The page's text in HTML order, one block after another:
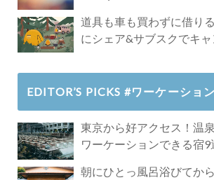
道具も車も買わずに借り
にシェア&サブスクでキ
EDITOR’S PICKS #ワーケーション
東京から好アクセス！温
ワーケーションできる宿9
朝にひとっ風呂浴びてか